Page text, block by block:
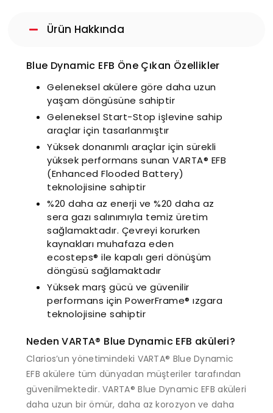
Ürün Hakkında
Blue Dynamic EFB Öne Çıkan Özellikler
Geleneksel akülere göre daha uzun
yaşam döngüsüne sahiptir
Geleneksel Start-Stop işlevine sahip
araçlar için tasarlanmıştır
Yüksek donanımlı araçlar için sürekli
yüksek performans sunan VARTA® EFB
(Enhanced Flooded Battery)
teknolojisine sahiptir
%20 daha az enerji ve %20 daha az
sera gazı salınımıyla temiz üretim
sağlamaktadır. Çevreyi korurken
kaynakları muhafaza eden
ecosteps® ile kapalı geri dönüşüm
döngüsü sağlamaktadır
Yüksek marş gücü ve güvenilir
performans için PowerFrame® ızgara
teknolojisine sahiptir
Neden VARTA® Blue Dynamic EFB aküleri?
Clarios’un yönetimindeki VARTA® Blue Dynamic
EFB akülere tüm dünyadan müşteriler tarafından
güvenilmektedir. VARTA® Blue Dynamic EFB aküleri
daha uzun bir ömür, daha az korozyon ve daha